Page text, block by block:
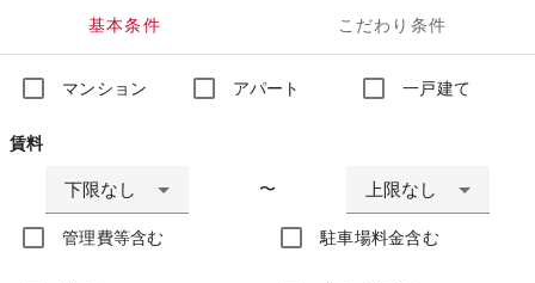
基本条件 こだわり条件
マンション アパート 一戸建て
賃料
下限なし 〜 上限なし
管理費等含む 駐車場料金含む